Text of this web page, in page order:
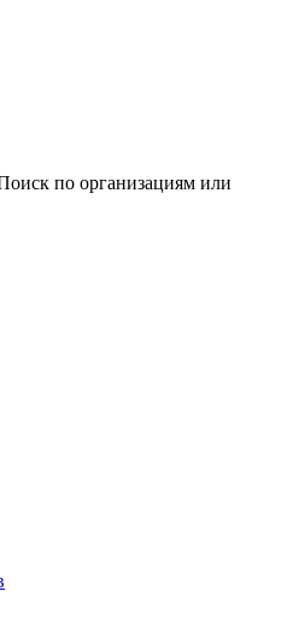
по организациям или